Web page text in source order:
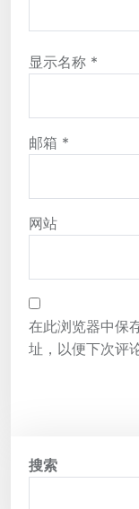
显示名称 *
邮箱 *
网站
在此浏览器中保
址，以便下次评
搜索